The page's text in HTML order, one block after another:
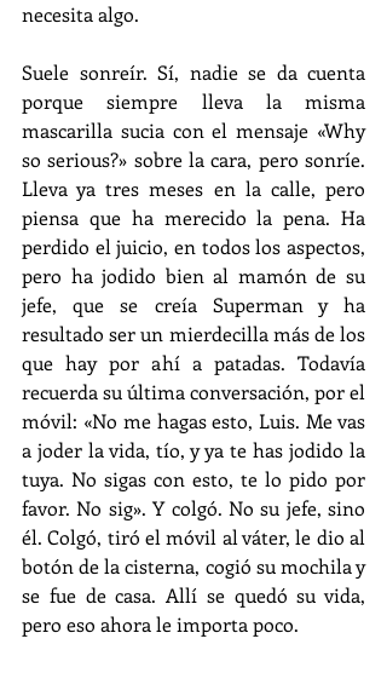
necesita algo.
Suele sonreír. Sí, nadie se da cuenta
porque siempre lleva la misma
mascarilla sucia con el mensaje «Why
so serious?» sobre la cara, pero sonríe.
Lleva ya tres meses en la calle, pero
piensa que ha merecido la pena. Ha
perdido el juicio, en todos los aspectos,
pero ha jodido bien al mamón de su
jefe, que se creía Superman y ha
resultado ser un mierdecilla más de los
que hay por ahí a patadas. Todavía
recuerda su última conversación, por el
móvil: «No me hagas esto, Luis. Me vas
a joder la vida, tío, y ya te has jodido la
tuya. No sigas con esto, te lo pido por
favor. No sig». Y colgó. No su jefe, sino
él. Colgó, tiró el móvil al váter, le dio al
botón de la cisterna, cogió su mochila y
se fue de casa. Allí se quedó su vida,
pero eso ahora le importa poco.